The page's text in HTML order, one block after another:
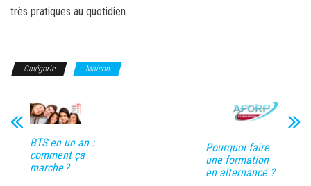
très pratiques au quotidien.
Catégorie Maison
BTS en un an :
comment ça
marche ?
Pourquoi faire
une formation
en alternance ?